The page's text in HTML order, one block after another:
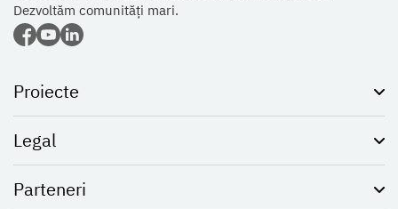
Dezvoltăm comunități mari.
Proiecte
Legal
Parteneri